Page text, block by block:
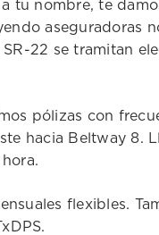
tu nombre, te
aseguradoras
22 se tramitan
pólizas con
hacia Beltway 8.
flexibles.